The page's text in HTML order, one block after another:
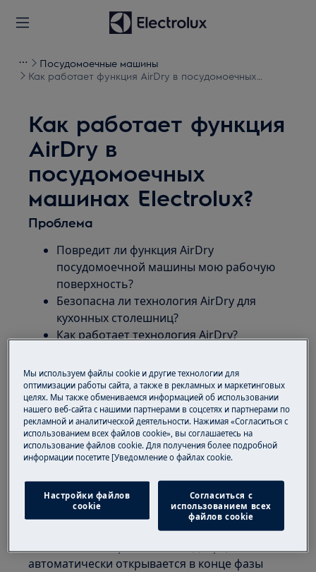
Посудомоечные машины
Как работает функция AirDry в посудомоечных
Как работает функция
AirDry в
посудомоечных
машинах Electrolux?
Проблема
Повредит ли функция AirDry
посудомоечной машины мою рабочую
поверхность?
Безопасна ли технология AirDry для
кухонных столешниц?
Как работает технология AirDry?
дверцы в посудомоечных машинах
Применяется к
Посудомоечные машины с технологией
AirDry.
Решение
Технология AirDry обеспечивает в три раза
лучшую эффективность сушки по сравнению
автоматически открывается в конце фазы
Мы используем файлы cookie и другие технологии для
оптимизации работы сайта, а также в рекламных и маркетинговых
целях. Мы также обмениваемся информацией об использовании
нашего веб-сайта с нашими партнерами в соцсетях и партнерами по
рекламной и аналитической деятельности. Нажимая «Согласиться с
использованием всех файлов cookie», вы соглашаетесь на
использование файлов cookie. Для получения более подробной
информации посетите [Уведомление о файлах cookie.
Настройки файлов
cookie
Согласиться с
использованием всех
файлов cookie